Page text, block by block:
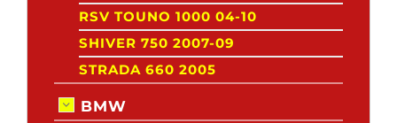
RSV TOUNO 1000 04-10
SHIVER 750 2007-09
STRADA 660 2005
BMW